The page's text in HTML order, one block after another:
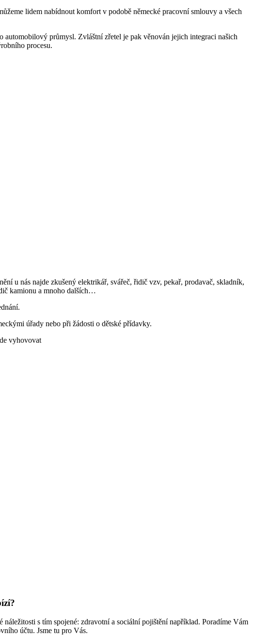
lidem nabídnout komfort v podobě německé pracovní smlouvy a všech
průmysl. Zvláštní zřetel je pak věnován jejich integraci našich
procesu.
u nás najde zkušený elektrikář, svářeč, řidič vzv, pekař, prodavač, skladník,
kamionu a mnoho dalších…
úřady nebo při žádosti o dětské přídavky.
vyhovovat
s tím spojené: zdravotní a sociální pojištění například. Poradíme Vám
účtu. Jsme tu pro Vás.